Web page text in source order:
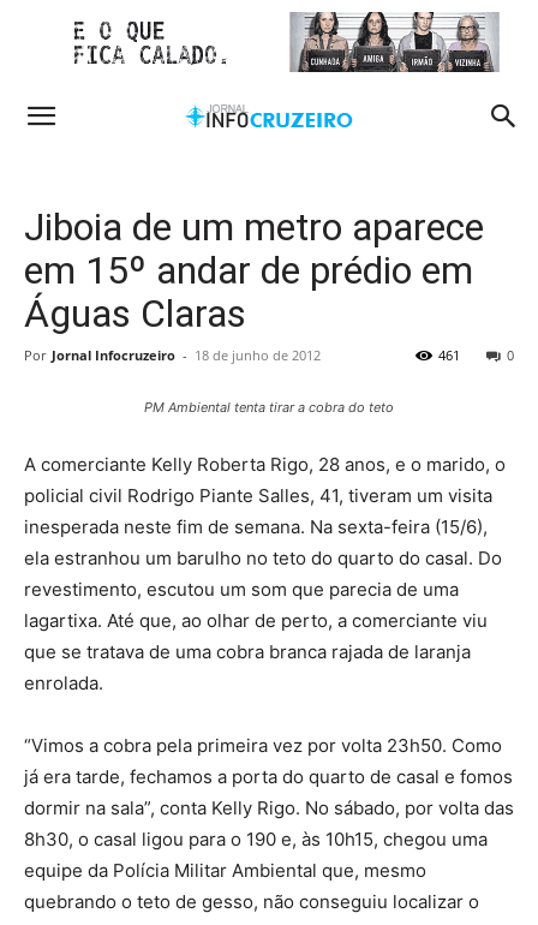
Jiboia de um metro aparece
em 15º andar de prédio em
Águas Claras
Por Jornal Infocruzeiro - 18 de junho de 2012 0
461
PM Ambiental tenta tirar a cobra do teto
A comerciante Kelly Roberta Rigo, 28 anos, e o marido, o
policial civil Rodrigo Piante Salles, 41, tiveram um visita
inesperada neste fim de semana. Na sexta-feira (15/6),
ela estranhou um barulho no teto do quarto do casal. Do
revestimento, escutou um som que parecia de uma
lagartixa. Até que, ao olhar de perto, a comerciante viu
que se tratava de uma cobra branca rajada de laranja
enrolada.
“Vimos a cobra pela primeira vez por volta 23h50. Como
já era tarde, fechamos a porta do quarto de casal e fomos
dormir na sala”, conta Kelly Rigo. No sábado, por volta das
8h30, o casal ligou para o 190 e, às 10h15, chegou uma
equipe da Polícia Militar Ambiental que, mesmo
quebrando o teto de gesso, não conseguiu localizar o